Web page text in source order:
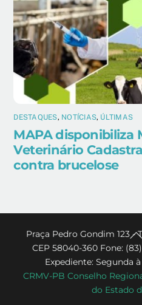
DESTAQUES, NOTÍCIAS, ÚLTIMAS
MAPA disponibiliza
Veterinário
contra brucelose
Praça Pedro Gondim 123 -
CEP 58040-360 Fone:
Expediente: Segunda
CRMV-PB Conselho
do Estado